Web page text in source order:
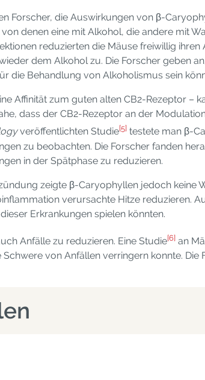
Forscher, die Auswirkungen von β-
denen eine mit Alkohol, die andere mit
reduzierten die Mäuse freiwillig
dem Alkohol zu. Die Forscher geben
die Behandlung von Alkoholismus sein
Affinität zum guten alten CB2-Rezeptor –
dass der CB2-Rezeptor an der
veröffentlichten Studie[5] testete man β-
zu beobachten. Die Forscher fanden
in der Spätphase zu reduzieren.
zeigte β-Caryophyllen jedoch
verursachte Hitze reduzieren.
Erkrankungen spielen könnten.
Anfälle zu reduzieren. Eine Studie[6] an
von Anfällen verringern konnte.